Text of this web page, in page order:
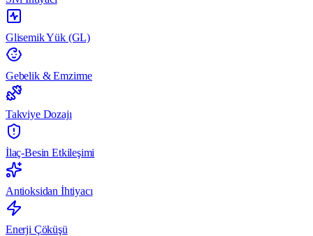
Glisemik Yük (GL)
Gebelik & Emzirme
Takviye Dozajı
İlaç-Besin Etkileşimi
Antioksidan İhtiyacı
Enerji Çöküşü